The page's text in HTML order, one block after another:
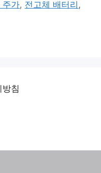
주가, 전고체 배터리 ,
침